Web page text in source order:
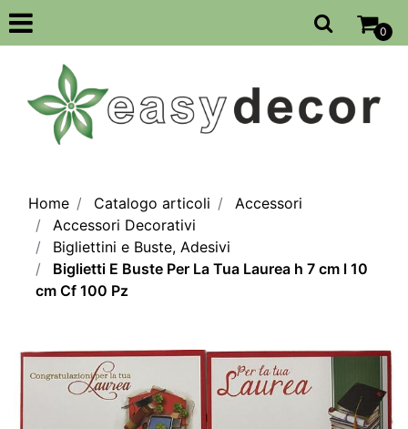
Open
0
Home Catalogo articoli
Accessori
Accessori Decorativi
Bigliettini e Buste, Adesivi
Biglietti E Buste Per La Tua Laurea h 7 cm l 10
cm Cf 100 Pz